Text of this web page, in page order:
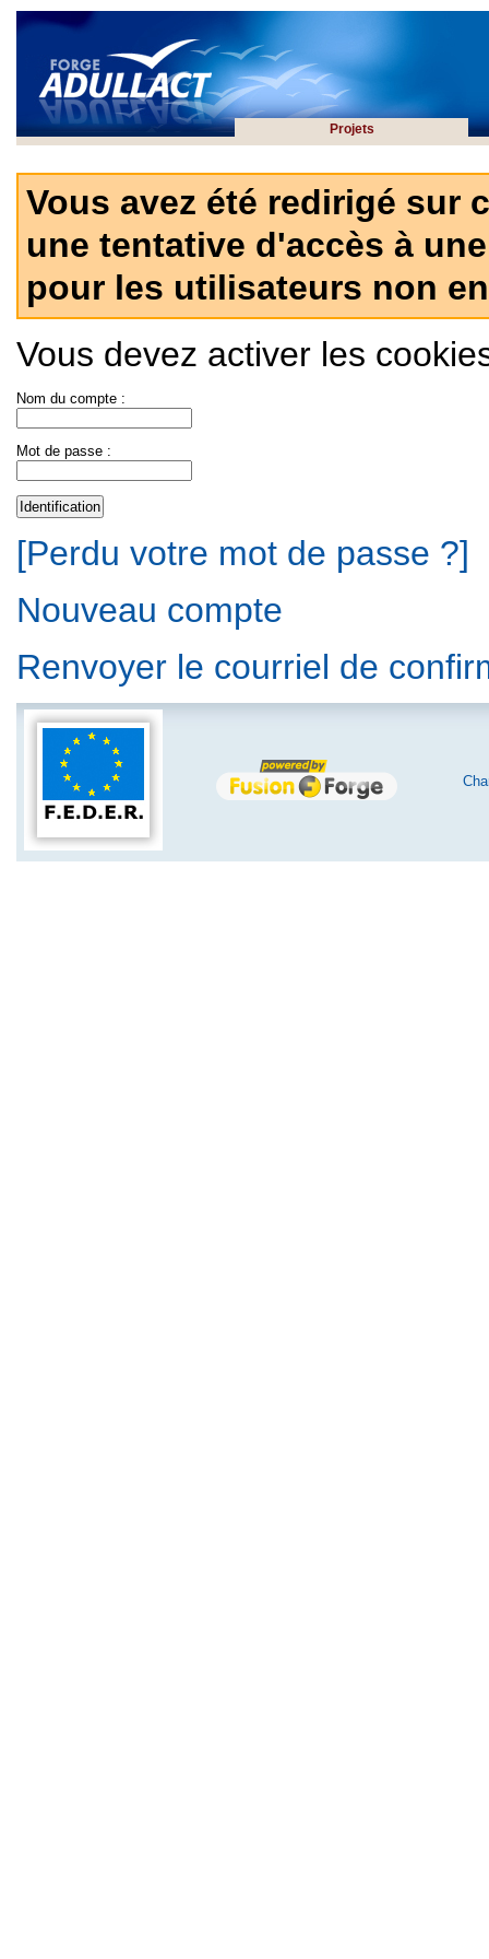
Projets
Vous avez été redirigé sur
une tentative d'accès à
pour les utilisateurs non
Vous devez activer les
Nom du compte :
Mot de passe :
[Perdu votre mot de passe ?]
Nouveau compte
Renvoyer le courriel de